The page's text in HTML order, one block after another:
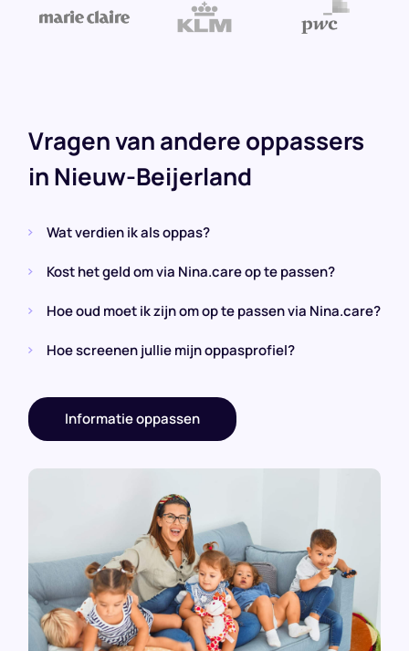
Vragen van andere oppassers
in Nieuw-Beijerland
Wat verdien ik als oppas?
Kost het geld om via Nina.care op te passen?
Hoe oud moet ik zijn om op te passen via Nina.care?
Hoe screenen jullie mijn oppasprofiel?
Informatie oppassen